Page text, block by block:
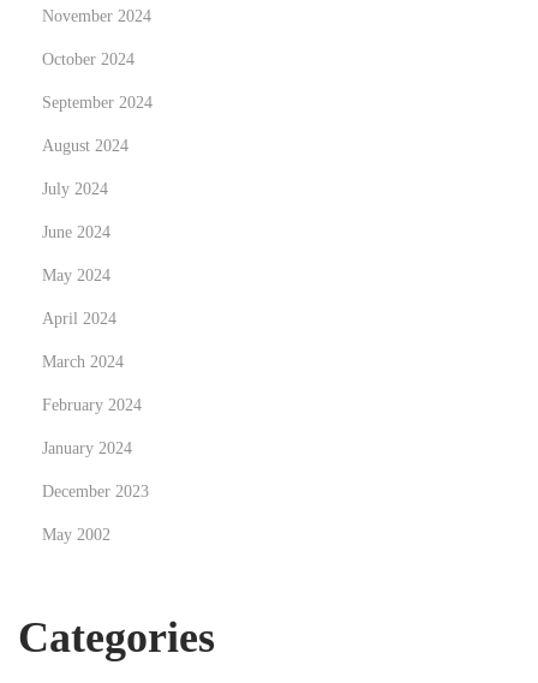
November 2024
October 2024
September 2024
August 2024
July 2024
June 2024
May 2024
April 2024
March 2024
February 2024
January 2024
December 2023
May 2002
Categories